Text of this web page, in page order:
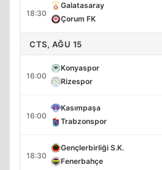
18:30
Galatasaray
Çorum FK
CTS, AĞU 15
16:00
Konyaspor
Rizespor
16:00
Kasımpaşa
Trabzonspor
18:30
Gençlerbirliği S.K.
Fenerbahçe